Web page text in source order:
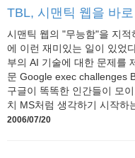
TBL, 시맨틱 웹을 바
시맨틱 웹의 "무능함"을 지
에 이런 재미있는 일이 있었
부의 AI 기술에 대한 문제를
문 Google exec challenges
구글이 똑똑한 인간들이 모
치 MS처럼 생각하기 시작하
2006/07/20